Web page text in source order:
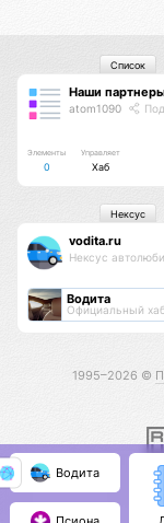
Наши
atom1090
Элементы
0
Управляет
Хаб
Список
vodita.ru
Нексус
Водита
Официальный
Нексус
1995–2026 ©
Водита